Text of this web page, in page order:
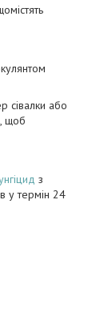
сівалки або
щоб
з
у термін 24